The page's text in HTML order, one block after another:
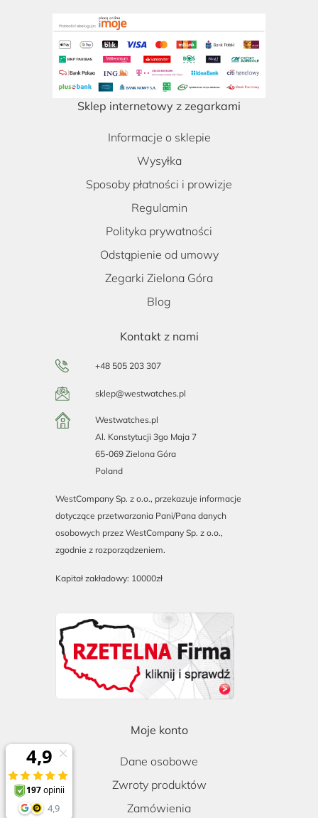
Sklep internetowy z zegarkami
Informacje o sklepie
Wysyłka
Sposoby płatności i prowizje
Regulamin
Polityka prywatności
Odstąpienie od umowy
Zegarki Zielona Góra
Blog
Kontakt z nami
+48 505 203 307
sklep@westwatches.pl
Westwatches.pl
Al. Konstytucji 3go Maja 7
65-069 Zielona Góra
Poland
WestCompany Sp. z o.o., przekazuje informacje
dotyczące przetwarzania Pani/Pana danych
osobowych przez WestCompany Sp. z o.o.,
zgodnie z rozporządzeniem.
Kapitał zakładowy: 10000zł
Moje konto
Dane osobowe
Zwroty produktów
Zamówienia